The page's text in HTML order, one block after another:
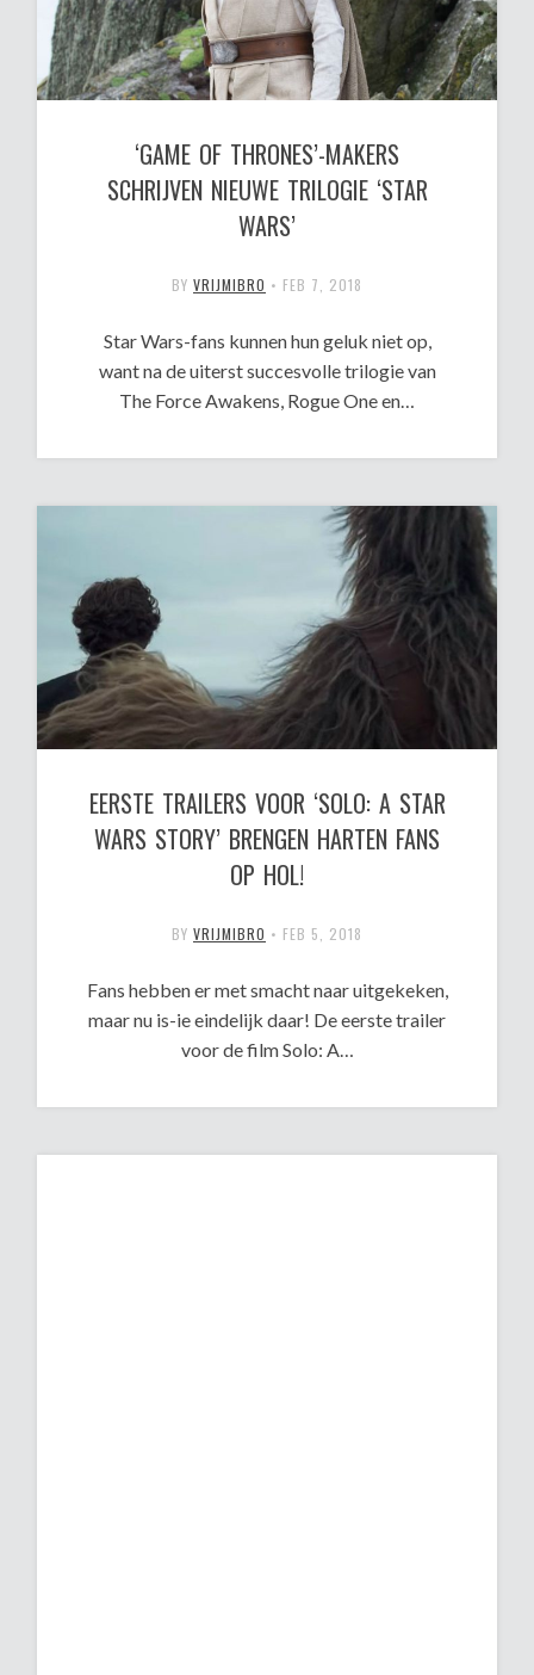
‘GAME OF THRONES’-MAKERS
SCHRIJVEN NIEUWE TRILOGIE ‘STAR
WARS’
BY VRIJMIBRO • FEB 7, 2018
Star Wars-fans kunnen hun geluk niet op,
want na de uiterst succesvolle trilogie van
The Force Awakens, Rogue One en…
EERSTE TRAILERS VOOR ‘SOLO: A STAR
WARS STORY’ BRENGEN HARTEN FANS
OP HOL!
BY VRIJMIBRO • FEB 5, 2018
Fans hebben er met smacht naar uitgekeken,
maar nu is-ie eindelijk daar! De eerste trailer
voor de film Solo: A…